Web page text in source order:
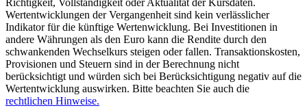
Richtigkeit, Vollständigkeit oder Aktualität der Kursdaten.
Wertentwicklungen der Vergangenheit sind kein verlässlicher
Indikator für die künftige Wertenwicklung. Bei Investitionen in
andere Währungen als den Euro kann die Rendite durch den
schwankenden Wechselkurs steigen oder fallen. Transaktionskosten,
Provisionen und Steuern sind in der Berechnung nicht
berücksichtigt und würden sich bei Berücksichtigung negativ auf die
Wertentwicklung auswirken. Bitte beachten Sie auch die
rechtlichen Hinweise.